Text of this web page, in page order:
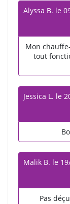
Alyssa B. le
Mon
tout
Jessica L. le
Malik B. le
Pas